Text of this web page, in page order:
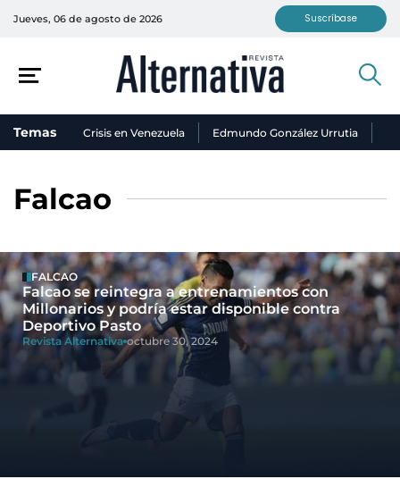
Jueves, 06 de agosto de 2026 Suscríbase
Temas Crisis en Venezuela Edmundo González Urrutia
Falcao
FALCAO
Falcao se reintegra a entrenamientos con
Millonarios y podría estar disponible contra
Deportivo Pasto
Revista Alternativa octubre 30, 2024